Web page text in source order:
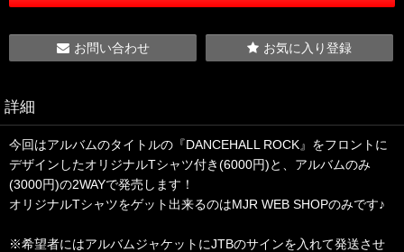
お問い合わせ お気に入り登録
詳細
今回はアルバムのタイトルの『DANCEHALL ROCK』をフロントに
デザインしたオリジナルTシャツ付き(6000円)と、アルバムのみ
(3000円)の2WAYで発売します！
オリジナルTシャツをゲット出来るのはMJR WEB SHOPのみです♪
※希望者にはアルバムジャケットにJTBのサインを入れて発送させ